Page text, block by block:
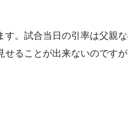
。試合当日の引率は父親
ることが出来ないのです